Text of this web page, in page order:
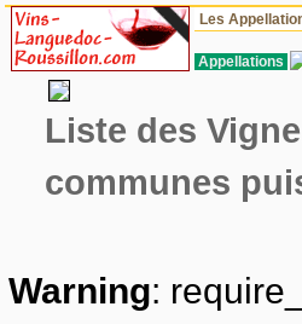
Les
Appellations
Liste des
communes
Warning: